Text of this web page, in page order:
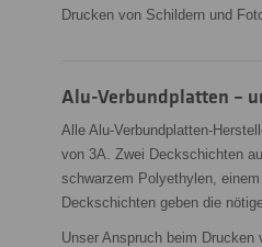
Drucken von Schildern und
Alu-Verbundplatten –
Alle Alu-Verbundplatten-
von 3A. Zwei Deckschichten
schwarzem Polyethylen,
Deckschichten geben die
Unser Anspruch beim